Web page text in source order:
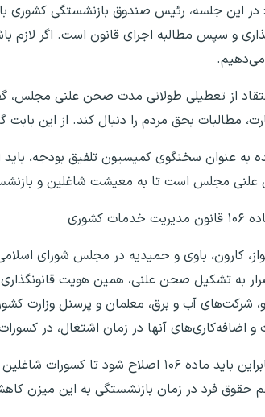
در این جلسه، رئیس صندوق بازنشستگی کشوری با
و سپس مطالبه اجرای قانون است. اگر لازم
می‌دهیم.
از تعطیلی طولانی مدت صحن علنی
مطالبات بحق مردم را دنبال کند. از این بابت
به عنوان سخنگوی کمیسیون تلفیق بودجه،
مجلس است تا به معیشت شاغلین و
کشوری
به تشکیل صحن علنی، همین هویت
شرکت‌های آب و برق، معلمان و پرسنل
و اضافه‌کاری‌های آنها در زمان اشتغال، در
وی ادامه داد: بنابراین باید ماده ۱۰۶
فرد در زمان بازنشستگی به این میزن